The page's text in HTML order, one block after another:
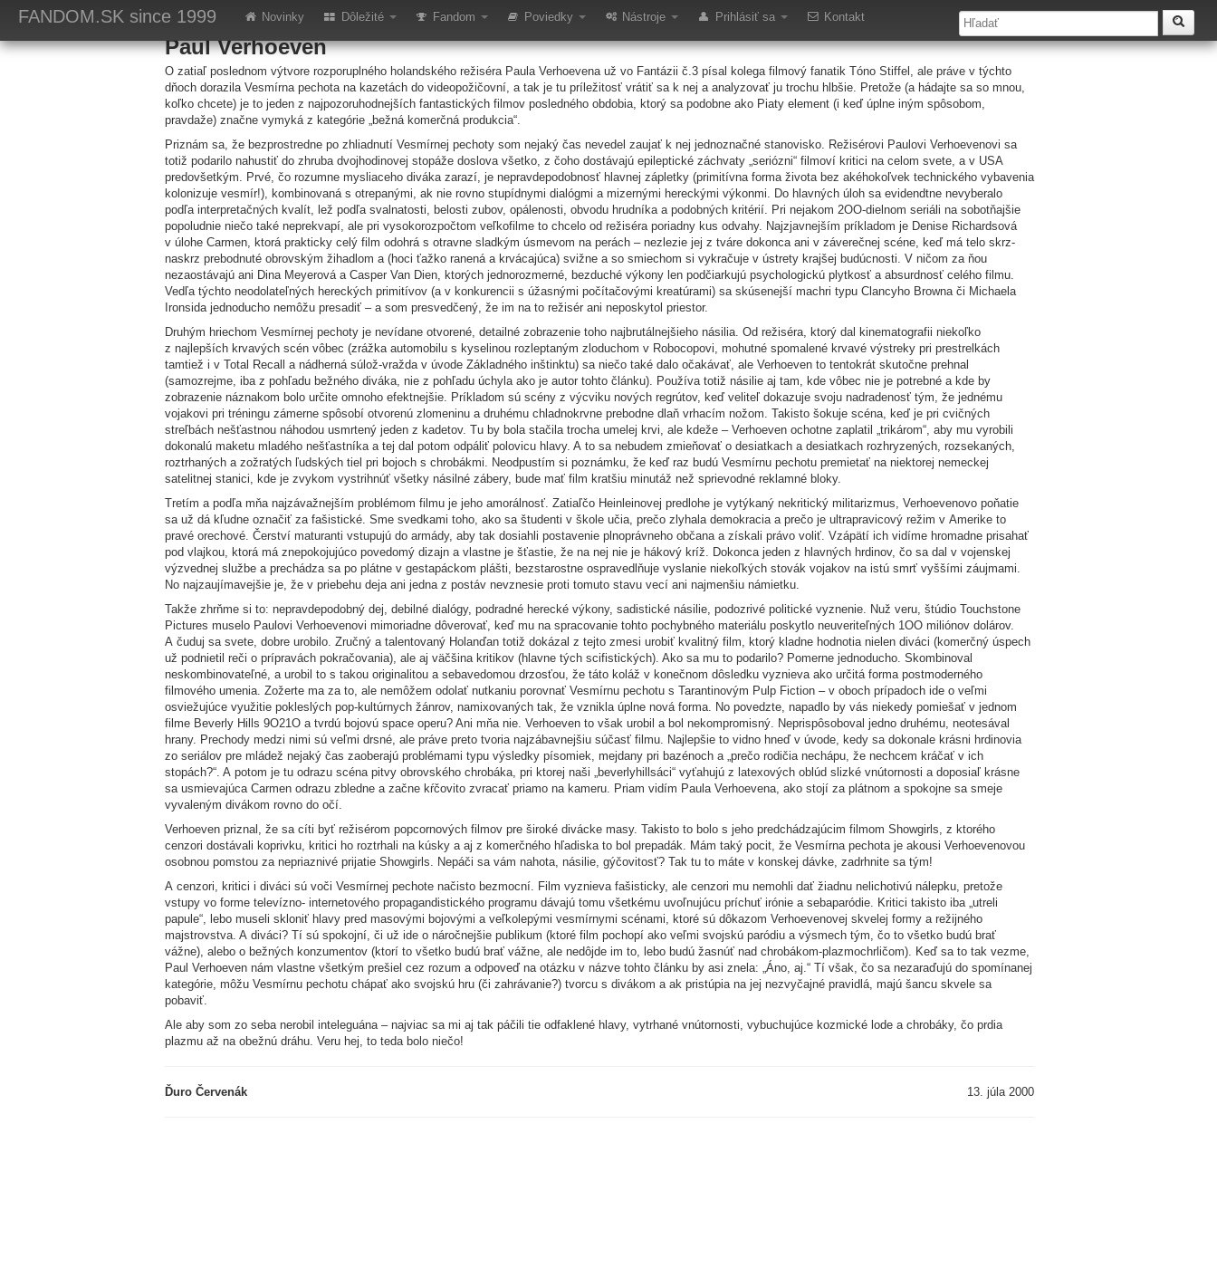
FANDOM.SK since 1999 Novinky Dôležité Fandom Poviedky Nástroje Prihlásiť sa Kontakt
Recenzia: Vesmírna pechota (film)
Paul Verhoeven
O zatiaľ poslednom výtvore rozporuplného holandského režiséra Paula Verhoevena už vo Fantázii č.3 písal kolega filmový fanatik Tóno Stiffel, ale práve v týchto
dňoch dorazila Vesmírna pechota na kazetách do videopožičovní, a tak je tu príležitosť vrátiť sa k nej a analyzovať ju trochu hlbšie. Pretože (a hádajte sa so mnou,
koľko chcete) je to jeden z najpozoruhodnejších fantastických filmov posledného obdobia, ktorý sa podobne ako Piaty element (i keď úplne iným spôsobom,
pravdaže) značne vymyká z kategórie „bežná komerčná produkcia“.
Priznám sa, že bezprostredne po zhliadnutí Vesmírnej pechoty som nejaký čas nevedel zaujať k nej jednoznačné stanovisko. Režisérovi Paulovi Verhoevenovi sa
totiž podarilo nahustiť do zhruba dvojhodinovej stopáže doslova všetko, z čoho dostávajú epileptické záchvaty „seriózni“ filmoví kritici na celom svete, a v USA
predovšetkým. Prvé, čo rozumne mysliaceho diváka zarazí, je nepravdepodobnosť hlavnej zápletky (primitívna forma života bez akéhokoľvek technického vybavenia
kolonizuje vesmír!), kombinovaná s otrepanými, ak nie rovno stupídnymi dialógmi a mizernými hereckými výkonmi. Do hlavných úloh sa evidendtne nevyberalo
podľa interpretačných kvalít, lež podľa svalnatosti, belosti zubov, opálenosti, obvodu hrudníka a podobných kritérií. Pri nejakom 2OO-dielnom seriáli na sobotňajšie
popoludnie niečo také neprekvapí, ale pri vysokorozpočtom veľkofilme to chcelo od režiséra poriadny kus odvahy. Najzjavnejším príkladom je Denise Richardsová
v úlohe Carmen, ktorá prakticky celý film odohrá s otravne sladkým úsmevom na perách – nezlezie jej z tváre dokonca ani v záverečnej scéne, keď má telo skrz-
naskrz prebodnuté obrovským žihadlom a (hoci ťažko ranená a krvácajúca) svižne a so smiechom si vykračuje v ústrety krajšej budúcnosti. V ničom za ňou
nezaostávajú ani Dina Meyerová a Casper Van Dien, ktorých jednorozmerné, bezduché výkony len podčiarkujú psychologickú plytkosť a absurdnosť celého filmu.
Vedľa týchto neodolateľných hereckých primitívov (a v konkurencii s úžasnými počítačovými kreatúrami) sa skúsenejší machri typu Clancyho Browna či Michaela
Ironsida jednoducho nemôžu presadiť – a som presvedčený, že im na to režisér ani neposkytol priestor.
Druhým hriechom Vesmírnej pechoty je nevídane otvorené, detailné zobrazenie toho najbrutálnejšieho násilia. Od režiséra, ktorý dal kinematografii niekoľko
z najlepších krvavých scén vôbec (zrážka automobilu s kyselinou rozleptaným zloduchom v Robocopovi, mohutné spomalené krvavé výstreky pri prestrelkách
tamtiež i v Total Recall a nádherná súlož-vražda v úvode Základného inštinktu) sa niečo také dalo očakávať, ale Verhoeven to tentokrát skutočne prehnal
(samozrejme, iba z pohľadu bežného diváka, nie z pohľadu úchyla ako je autor tohto článku). Používa totiž násilie aj tam, kde vôbec nie je potrebné a kde by
zobrazenie náznakom bolo určite omnoho efektnejšie. Príkladom sú scény z výcviku nových regrútov, keď veliteľ dokazuje svoju nadradenosť tým, že jednému
vojakovi pri tréningu zámerne spôsobí otvorenú zlomeninu a druhému chladnokrvne prebodne dlaň vrhacím nožom. Takisto šokuje scéna, keď je pri cvičných
streľbách nešťastnou náhodou usmrtený jeden z kadetov. Tu by bola stačila trocha umelej krvi, ale kdeže – Verhoeven ochotne zaplatil „trikárom“, aby mu vyrobili
dokonalú maketu mladého nešťastníka a tej dal potom odpáliť polovicu hlavy. A to sa nebudem zmieňovať o desiatkach a desiatkach rozhryzených, rozsekaných,
roztrhaných a zožratých ľudských tiel pri bojoch s chrobákmi. Neodpustím si poznámku, že keď raz budú Vesmírnu pechotu premietať na niektorej nemeckej
satelitnej stanici, kde je zvykom vystrihnúť všetky násilné zábery, bude mať film kratšiu minutáž než sprievodné reklamné bloky.
Tretím a podľa mňa najzávažnejším problémom filmu je jeho amorálnosť. Zatiaľčo Heinleinovej predlohe je vytýkaný nekritický militarizmus, Verhoevenovo poňatie
sa už dá kľudne označiť za fašistické. Sme svedkami toho, ako sa študenti v škole učia, prečo zlyhala demokracia a prečo je ultrapravicový režim v Amerike to
pravé orechové. Čerství maturanti vstupujú do armády, aby tak dosiahli postavenie plnoprávneho občana a získali právo voliť. Vzápätí ich vidíme hromadne prisahať
pod vlajkou, ktorá má znepokojujúco povedomý dizajn a vlastne je šťastie, že na nej nie je hákový kríž. Dokonca jeden z hlavných hrdinov, čo sa dal v vojenskej
výzvednej službe a prechádza sa po plátne v gestapáckom plášti, bezstarostne ospravedlňuje vyslanie niekoľkých stovák vojakov na istú smrť vyššími záujmami.
No najzaujímavejšie je, že v priebehu deja ani jedna z postáv nevznesie proti tomuto stavu vecí ani najmenšiu námietku.
Takže zhrňme si to: nepravdepodobný dej, debilné dialógy, podradné herecké výkony, sadistické násilie, podozrivé politické vyznenie. Nuž veru, štúdio Touchstone
Pictures muselo Paulovi Verhoevenovi mimoriadne dôverovať, keď mu na spracovanie tohto pochybného materiálu poskytlo neuveriteľných 1OO miliónov dolárov.
A čuduj sa svete, dobre urobilo. Zručný a talentovaný Holanďan totiž dokázal z tejto zmesi urobiť kvalitný film, ktorý kladne hodnotia nielen diváci (komerčný úspech
už podnietil reči o prípravách pokračovania), ale aj väčšina kritikov (hlavne tých scifistických). Ako sa mu to podarilo? Pomerne jednoducho. Skombinoval
neskombinovateľné, a urobil to s takou originalitou a sebavedomou drzosťou, že táto koláž v konečnom dôsledku vyznieva ako určitá forma postmoderného
filmového umenia. Zožerte ma za to, ale nemôžem odolať nutkaniu porovnať Vesmírnu pechotu s Tarantinovým Pulp Fiction – v oboch prípadoch ide o veľmi
osviežujúce využitie pokleslých pop-kultúrnych žánrov, namixovaných tak, že vznikla úplne nová forma. No povedzte, napadlo by vás niekedy pomiešať v jednom
filme Beverly Hills 9O21O a tvrdú bojovú space operu? Ani mňa nie. Verhoeven to však urobil a bol nekompromisný. Neprispôsoboval jedno druhému, neotesával
hrany. Prechody medzi nimi sú veľmi drsné, ale práve preto tvoria najzábavnejšiu súčasť filmu. Najlepšie to vidno hneď v úvode, kedy sa dokonale krásni hrdinovia
zo seriálov pre mládež nejaký čas zaoberajú problémami typu výsledky písomiek, mejdany pri bazénoch a „prečo rodičia nechápu, že nechcem kráčať v ich
stopách?“. A potom je tu odrazu scéna pitvy obrovského chrobáka, pri ktorej naši „beverlyhillsáci“ vyťahujú z latexových oblúd slizké vnútornosti a doposiaľ krásne
sa usmievajúca Carmen odrazu zbledne a začne kŕčovito zvracať priamo na kameru. Priam vidím Paula Verhoevena, ako stojí za plátnom a spokojne sa smeje
vyvaleným divákom rovno do očí.
Verhoeven priznal, že sa cíti byť režisérom popcornových filmov pre široké divácke masy. Takisto to bolo s jeho predchádzajúcim filmom Showgirls, z ktorého
cenzori dostávali koprivku, kritici ho roztrhali na kúsky a aj z komerčného hľadiska to bol prepadák. Mám taký pocit, že Vesmírna pechota je akousi Verhoevenovou
osobnou pomstou za nepriaznivé prijatie Showgirls. Nepáči sa vám nahota, násilie, gýčovitosť? Tak tu to máte v konskej dávke, zadrhnite sa tým!
A cenzori, kritici i diváci sú voči Vesmírnej pechote načisto bezmocní. Film vyznieva fašisticky, ale cenzori mu nemohli dať žiadnu nelichotivú nálepku, pretože
vstupy vo forme televízno- internetového propagandistického programu dávajú tomu všetkému uvoľnujúcu príchuť irónie a sebaparódie. Kritici takisto iba „utreli
papule“, lebo museli skloniť hlavy pred masovými bojovými a veľkolepými vesmírnymi scénami, ktoré sú dôkazom Verhoevenovej skvelej formy a režijného
majstrovstva. A diváci? Tí sú spokojní, či už ide o náročnejšie publikum (ktoré film pochopí ako veľmi svojskú paródiu a výsmech tým, čo to všetko budú brať
vážne), alebo o bežných konzumentov (ktorí to všetko budú brať vážne, ale nedôjde im to, lebo budú žasnúť nad chrobákom-plazmochrličom). Keď sa to tak vezme,
Paul Verhoeven nám vlastne všetkým prešiel cez rozum a odpoveď na otázku v názve tohto článku by asi znela: „Áno, aj.“ Tí však, čo sa nezaraďujú do spomínanej
kategórie, môžu Vesmírnu pechotu chápať ako svojskú hru (či zahrávanie?) tvorcu s divákom a ak pristúpia na jej nezvyčajné pravidlá, majú šancu skvele sa
pobaviť.
Ale aby som zo seba nerobil inteleguána – najviac sa mi aj tak páčili tie odfaklené hlavy, vytrhané vnútornosti, vybuchujúce kozmické lode a chrobáky, čo prdia
plazmu až na obežnú dráhu. Veru hej, to teda bolo niečo!
13. júla 2000
Ďuro Červenák